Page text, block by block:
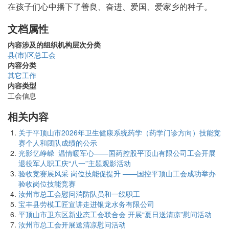
在孩子们心中播下了善良、奋进、爱国、爱家乡的种子。
文档属性
内容涉及的组织机构层次分类
县(市)区总工会
内容分类
其它工作
内容类型
工会信息
相关内容
关于平顶山市2026年卫生健康系统药学（药学门诊方向）技能竞
赛个人和团队成绩的公示
光影忆峥嵘 温情暖军心——国药控股平顶山有限公司工会开展
退役军人职工庆“八一”主题观影活动
验收竞赛展风采 岗位技能促提升 ——国控平顶山工会成功举办
验收岗位技能竞赛
汝州市总工会慰问消防队员和一线职工
宝丰县劳模工匠宣讲走进银龙水务有限公司
平顶山市卫东区新业态工会联合会 开展“夏日送清凉”慰问活动
汝州市总工会开展送清凉慰问活动